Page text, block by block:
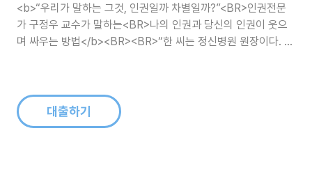
<b>“우리가 말하는 그것, 인권일까 차별일까?”<BR>인권전문
가 구정우 교수가 말하는<BR>나의 인권과 당신의 인권이 웃으
며 싸우는 방법</b><BR><BR>“한 씨는 정신병원 원장이다. 그
대출하기